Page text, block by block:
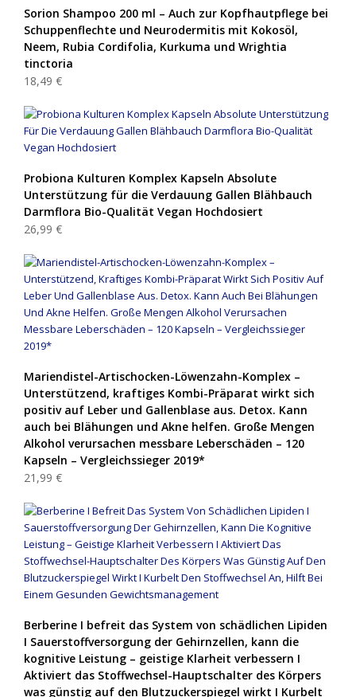
Sorion Shampoo 200 ml – Auch zur Kopfhautpflege bei
Schuppenflechte und Neurodermitis mit Kokosöl,
Neem, Rubia Cordifolia, Kurkuma und Wrightia
tinctoria
18,49 €
Probiona Kulturen Komplex Kapseln Absolute
Unterstützung für die Verdauung Gallen Blähbauch
Darmflora Bio-Qualität Vegan Hochdosiert
26,99 €
Mariendistel-Artischocken-Löwenzahn-Komplex –
Unterstützend, kraftiges Kombi-Präparat wirkt sich
positiv auf Leber und Gallenblase aus. Detox. Kann
auch bei Blähungen und Akne helfen. Große Mengen
Alkohol verursachen messbare Leberschäden – 120
Kapseln – Vergleichssieger 2019*
21,99 €
Berberine I befreit das System von schädlichen Lipiden
I Sauerstoffversorgung der Gehirnzellen, kann die
kognitive Leistung – geistige Klarheit verbessern I
Aktiviert das Stoffwechsel-Hauptschalter des Körpers
was günstig auf den Blutzuckerspiegel wirkt I Kurbelt